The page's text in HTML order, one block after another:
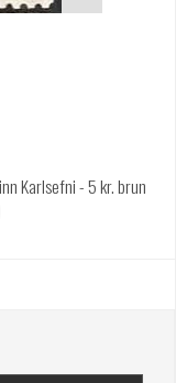
Karlsefni - 5 kr. brun